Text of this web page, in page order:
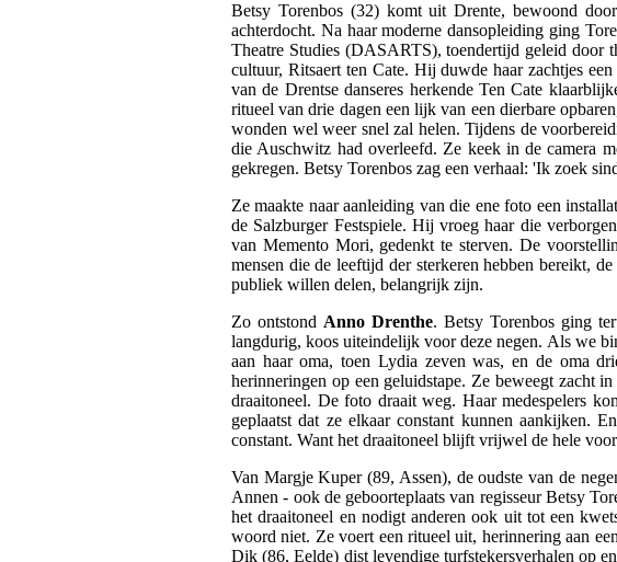
Betsy Torenbos (32) komt uit Drente, bewoond
achterdocht. Na haar moderne dansopleiding ging
Theatre Studies (DASARTS), toendertijd geleid door
cultuur, Ritsaert ten Cate. Hij duwde haar zachtjes
van de Drentse danseres herkende Ten Cate
ritueel van drie dagen een lijk van een dierbare
wonden wel weer snel zal helen. Tijdens de
die Auschwitz had overleefd. Ze keek in de camera
gekregen. Betsy Torenbos zag een verhaal: 'Ik zoek
Ze maakte naar aanleiding van die ene foto een
de Salzburger Festspiele. Hij vroeg haar die
van Memento Mori, gedenkt te sterven. De
mensen die de leeftijd der sterkeren hebben bereikt,
publiek willen delen, belangrijk zijn.
Zo ontstond Anno Drenthe. Betsy Torenbos ging
langdurig, koos uiteindelijk voor deze negen. Als we
aan haar oma, toen Lydia zeven was, en de oma
herinneringen op een geluidstape. Ze beweegt zacht
draaitoneel. De foto draait weg. Haar medespelers
geplaatst dat ze elkaar constant kunnen aankijken.
constant. Want het draaitoneel blijft vrijwel de hele
Van Margje Kuper (89, Assen), de oudste van de
Annen - ook de geboorteplaats van regisseur Betsy
het draaitoneel en nodigt anderen ook uit tot een
woord niet. Ze voert een ritueel uit, herinnering aan
Dik (86, Eelde) dist levendige turfstekersverhalen op